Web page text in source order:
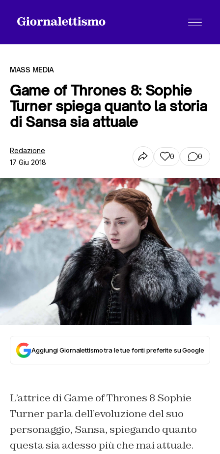
Tutti gli articoli
Chi siamo
Contatti
MASS MEDIA
Game of Thrones 8: Sophie
Turner spiega quanto la storia
di Sansa sia attuale
Redazione
17 Giu 2018
0 0
Aggiungi Giornalettismo tra le tue fonti preferite su Google
L’attrice di Game of Thrones 8 Sophie
Turner parla dell’evoluzione del suo
personaggio, Sansa, spiegando quanto
questa sia adesso più che mai attuale.